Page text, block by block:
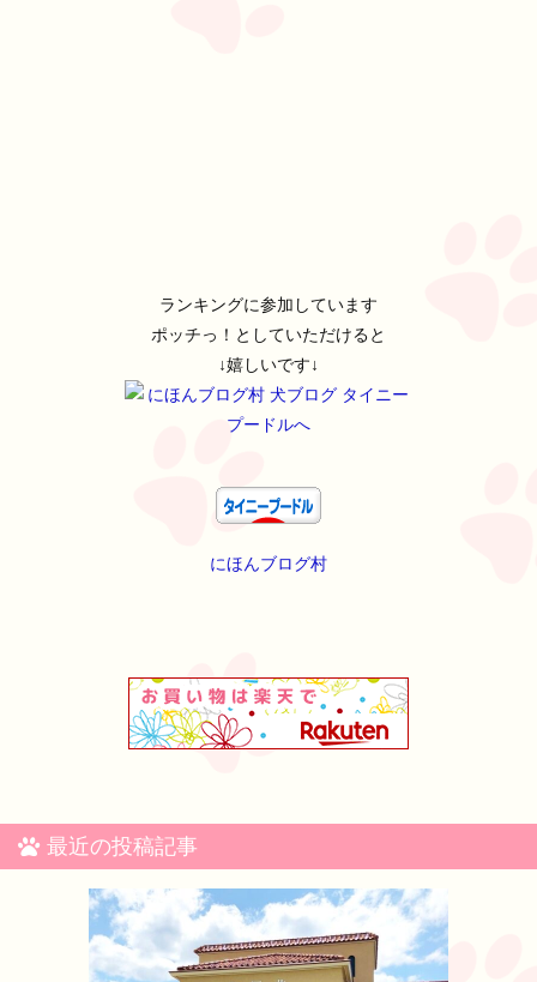
ランキングに参加しています
ポッチっ！としていただけると
↓嬉しいです↓
にほんブログ村
最近の投稿記事